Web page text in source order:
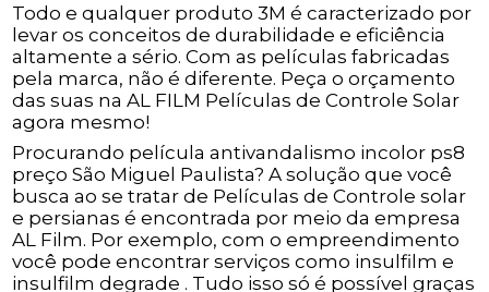
Todo e qualquer produto 3M é caracterizado por
levar os conceitos de durabilidade e eficiência
altamente a sério. Com as películas fabricadas
pela marca, não é diferente. Peça o orçamento
das suas na AL FILM Películas de Controle Solar
agora mesmo!
Procurando película antivandalismo incolor ps8
preço São Miguel Paulista? A solução que você
busca ao se tratar de Películas de Controle solar
e persianas é encontrada por meio da empresa
AL Film. Por exemplo, com o empreendimento
você pode encontrar serviços como insulfilm e
insulfilm degrade . Tudo isso só é possível graças